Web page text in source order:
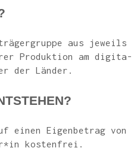
aus jeweils
Pro­duk­ti­on am digi­ta­
der Länder.
einen Eigen­be­trag von
kostenfrei.